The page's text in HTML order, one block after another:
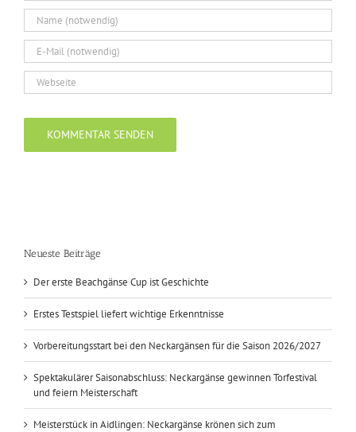
Neueste Beiträge
Der erste Beachgänse Cup ist Geschichte
Erstes Testspiel liefert wichtige Erkenntnisse
Vorbereitungsstart bei den Neckargänsen für die Saison 2026/2027
Spektakulärer Saisonabschluss: Neckargänse gewinnen Torfestival
und feiern Meisterschaft
Meisterstück in Aidlingen: Neckargänse krönen sich zum